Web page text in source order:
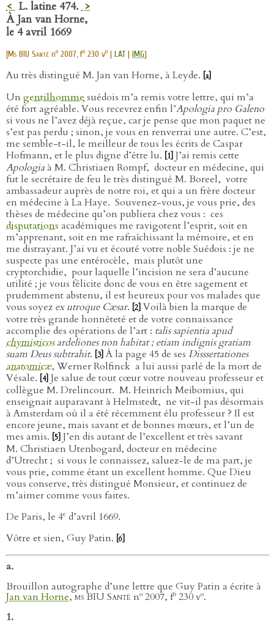
< L. latine 474. >
À Jan van Horne,
le 4 avril 1669
[Ms BIU Santé no 2007, fo 230 vo | LAT| IMG]
Au très distingué M. Jan van Horne, à Leyde. [a]
Un gentilhommesuédois m’a remis votre lettre, qui m’a
été fort agréable. Vous recevrez enfin l’Apologia pro Galeno
si vous ne l’avez déjà reçue, car je pense que mon paquet ne
s’est pas perdu ; sinon, je vous en renverrai une autre. C’est,
me semble-t-il, le meilleur de tous les écrits de Caspar
Hofmann, et le plus digne d’être lu.
[1] J’ai remis cette
Apologiaà M. Christiaen Rompf, docteur en médecine, qui
fut le secrétaire de feu le très distingué M. Boreel, votre
ambassadeur auprès de notre roi, et qui a un frère docteur
en médecine à La Haye. Souvenez-vous, je vous prie, des
thèses de médecine qu’on publiera chez vous : ces
disputations académiques me ravigotent l’esprit, soit en
m’apprenant, soit en me rafraîchissant la mémoire, et en
me distrayant. J’ai vu et écouté votre noble Suédois : je ne
suspecte pas une entérocèle, mais plutôt une
cryptorchidie, pour laquelle l’incision ne sera d’aucune
utilité ; je vous félicite donc de vous en être sagement et
prudemment abstenu, il est heureux pour vos malades que
vous soyez ex utroque Cæsar. [2] Voilà bien la marque de
votre très grande honnêteté et de votre connaissance
accomplie des opérations de l’art : talis sapientia apud
chymisticosardeliones non habitat ; etiam indignis gratiam
suam Deus subtrahit. [3] À la page 45 de ses Disssertationes
anatomicæ, Werner Rolfinck a lui aussi parlé de la mort de
Vésale. [4] Je salue de tout cœur votre nouveau professeur et
collègue M. Drelincourt. M. Heinrich Meibomius, qui
enseignait auparavant à Helmstedt, ne vit-il pas désormais
à Amsterdam où il a été récemment élu professeur ? Il est
encore jeune, mais savant et de bonnes mœurs, et l’un de
mes amis. [5] J’en dis autant de l’excellent et très savant
M. Christiaen Utenbogard, docteur en médecine
d’Utrecht ; si vous le connaissez, saluez-le de ma part, je
vous prie, comme étant un excellent homme. Que Dieu
vous conserve, très distingué Monsieur, et continuez de
m’aimer comme vous faites.
De Paris, le 4e d’avril 1669.
Vôtre et sien, Guy Patin. [6]
a.
Brouillon autographe d’une lettre que Guy Patin a écrite à
Jan van Horne,ms BIU Santé no 2007, fo 230 vo.
1.